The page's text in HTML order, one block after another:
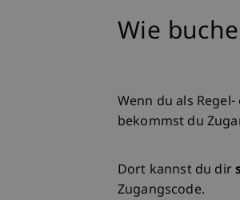
Wie
Wenn du als
bekommst du
Dort kannst du dir
Zugangscode.